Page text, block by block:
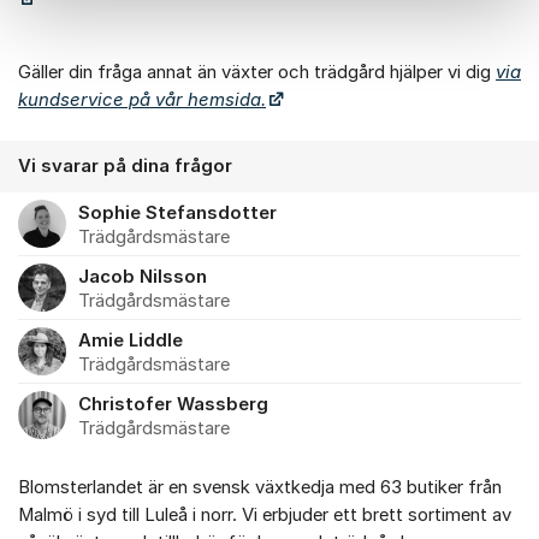
Gäller din fråga annat än växter och trädgård hjälper vi dig via
kundservice på vår hemsida.
Vi svarar på dina frågor
Sophie Stefansdotter
Trädgårdsmästare
Jacob Nilsson
Trädgårdsmästare
Amie Liddle
Trädgårdsmästare
Christofer Wassberg
Trädgårdsmästare
Blomsterlandet är en svensk växtkedja med 63 butiker från
Malmö i syd till Luleå i norr. Vi erbjuder ett brett sortiment av